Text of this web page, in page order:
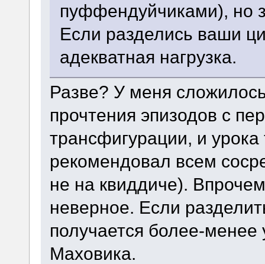
пуффендуйчиками), но
Если разделись ваши
адекватная нагрузка.
Разве? У меня
прочтения эпизодов с
трансфигурации, и урока
рекомендовал всем
не на квиддиче).
неверное. Если
получается более-
Маховика.